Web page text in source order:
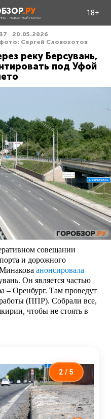
.РУ
- НОВОСТНОЙ ПОРТАЛ
18+
20.05.2026
Сергей Словохотов
реку Берсувань,
под Уфой
совещании
и дорожного
анонсировала
Он является частью
– Оренбург. Там проведут
(ППР). Собрали все,
чтобы не стоять в
2 / 5